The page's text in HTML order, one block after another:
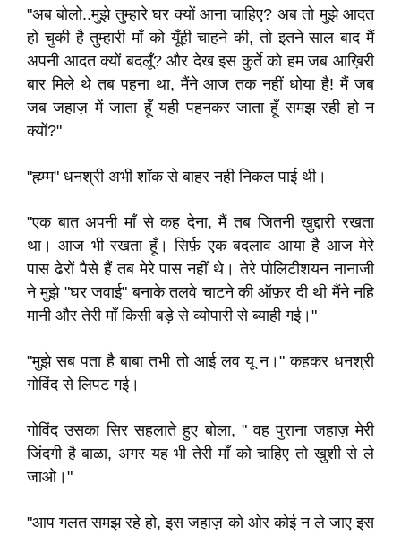
"अब बोलो..मुझे तुम्हारे घर क्यों आना चाहिए? अब तो मुझे आदत
हो चुकी है तुम्हारी माँ को यूँही चाहने की, तो इतने साल बाद मैं
अपनी आदत क्यों बदलूँ? और देख इस कुर्ते को हम जब आख़िरी
बार मिले थे तब पहना था, मैंने आज तक नहीं धोया है! मैं जब
जब जहाज़ में जाता हूँ यही पहनकर जाता हूँ समझ रही हो न
क्यों?"
"ह्म्म्म" धनश्री अभी शॉक से बाहर नही निकल पाई थी।
"एक बात अपनी माँ से कह देना, मैं तब जितनी ख़ुद्दारी रखता
था। आज भी रखता हूँ। सिर्फ़ एक बदलाव आया है आज मेरे
पास ढेरों पैसे हैं तब मेरे पास नहीं थे। तेरे पोलिटीशयन नानाजी
ने मुझे "घर जवाई" बनाके तलवे चाटने की ऑफ़र दी थी मैंने नहि
मानी और तेरी माँ किसी बड़े से व्योपारी से ब्याही गई।"
"मुझे सब पता है बाबा तभी तो आई लव यू न।" कहकर धनश्री
गोविंद से लिपट गई।
गोविंद उसका सिर सहलाते हुए बोला, " वह पुराना जहाज़ मेरी
जिंदगी है बाळा, अगर यह भी तेरी माँ को चाहिए तो खुशी से ले
जाओ।"
"आप गलत समझ रहे हो, इस जहाज़ को ओर कोई न ले जाए इस